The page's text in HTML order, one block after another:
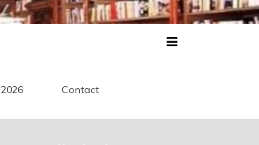
2026 Contact